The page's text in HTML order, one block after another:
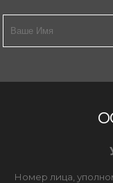
Номер лица,